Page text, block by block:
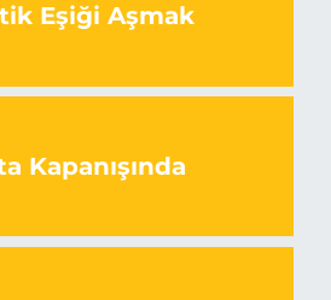
Eşiği Aşmak
Kapanışında